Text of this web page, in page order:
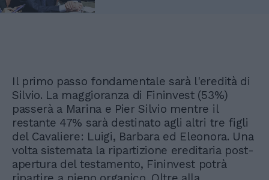
Il primo passo fondamentale sarà l'eredità di
Silvio. La maggioranza di Fininvest (53%)
passerà a Marina e Pier Silvio mentre il
restante 47% sarà destinato agli altri tre figli
del Cavaliere: Luigi, Barbara ed Eleonora. Una
volta sistemata la ripartizione ereditaria post-
apertura del testamento, Fininvest potrà